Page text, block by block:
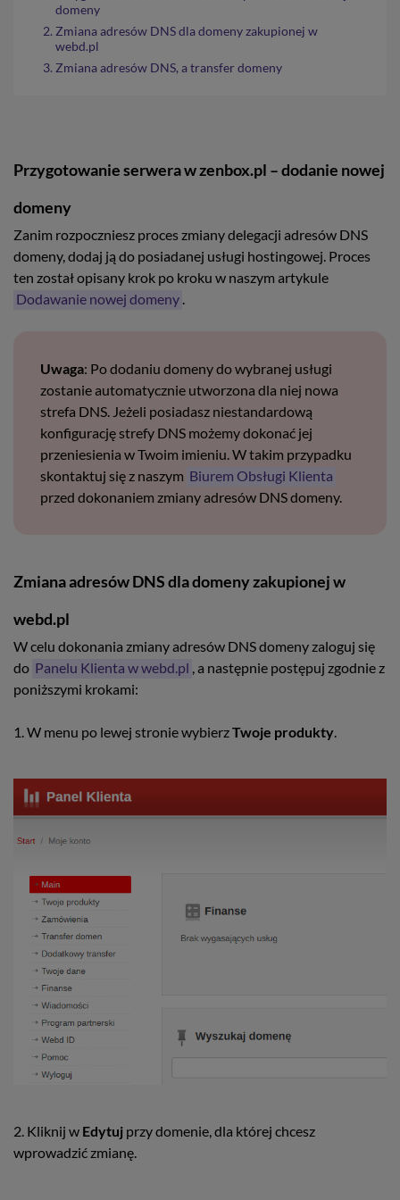
domeny
Zmiana adresów DNS dla domeny zakupionej w
webd.pl
Zmiana adresów DNS, a transfer domeny
Przygotowanie serwera w zenbox.pl – dodanie nowej
domeny
Zanim rozpoczniesz proces zmiany delegacji adresów DNS
domeny, dodaj ją do posiadanej usługi hostingowej. Proces
ten został opisany krok po kroku w naszym artykule
Dodawanie nowej domeny .
Uwaga: Po dodaniu domeny do wybranej usługi
zostanie automatycznie utworzona dla niej nowa
strefa DNS. Jeżeli posiadasz niestandardową
konfigurację strefy DNS możemy dokonać jej
przeniesienia w Twoim imieniu. W takim przypadku
skontaktuj się z naszym Biurem Obsługi Klienta
przed dokonaniem zmiany adresów DNS domeny.
Zmiana adresów DNS dla domeny zakupionej w
webd.pl
W celu dokonania zmiany adresów DNS domeny zaloguj się
do Panelu Klienta w webd.pl , a następnie postępuj zgodnie z
poniższymi krokami:
1. W menu po lewej stronie wybierzTwoje produkty.
2. Kliknij w Edytuj przy domenie, dla której chcesz
wprowadzić zmianę.